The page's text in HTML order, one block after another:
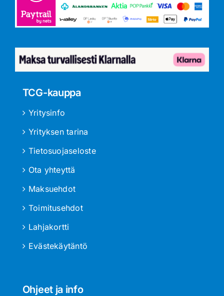
TCG-kauppa
Yritysinfo
Yrityksen tarina
Tietosuojaseloste
Ota yhteyttä
Maksuehdot
Toimitusehdot
Lahjakortti
Evästekäytäntö
Ohjeet ja info